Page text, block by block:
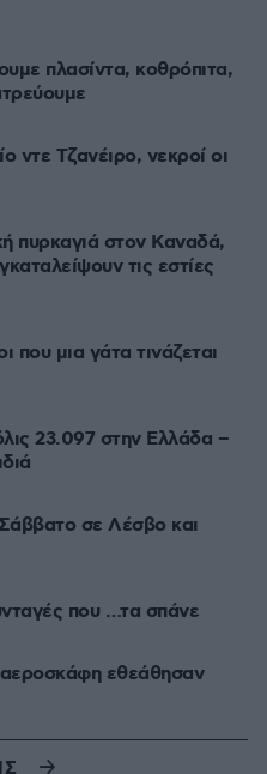
πλασίντα, κοθρόπιτα,
ντε Τζανέιρο, νεκροί οι
πυρκαγιά στον Καναδά,
τις εστίες
που μια γάτα τινάζεται
23.097 στην Ελλάδα –
σε Λέσβο και
που …τα σπάνε
εθεάθησαν